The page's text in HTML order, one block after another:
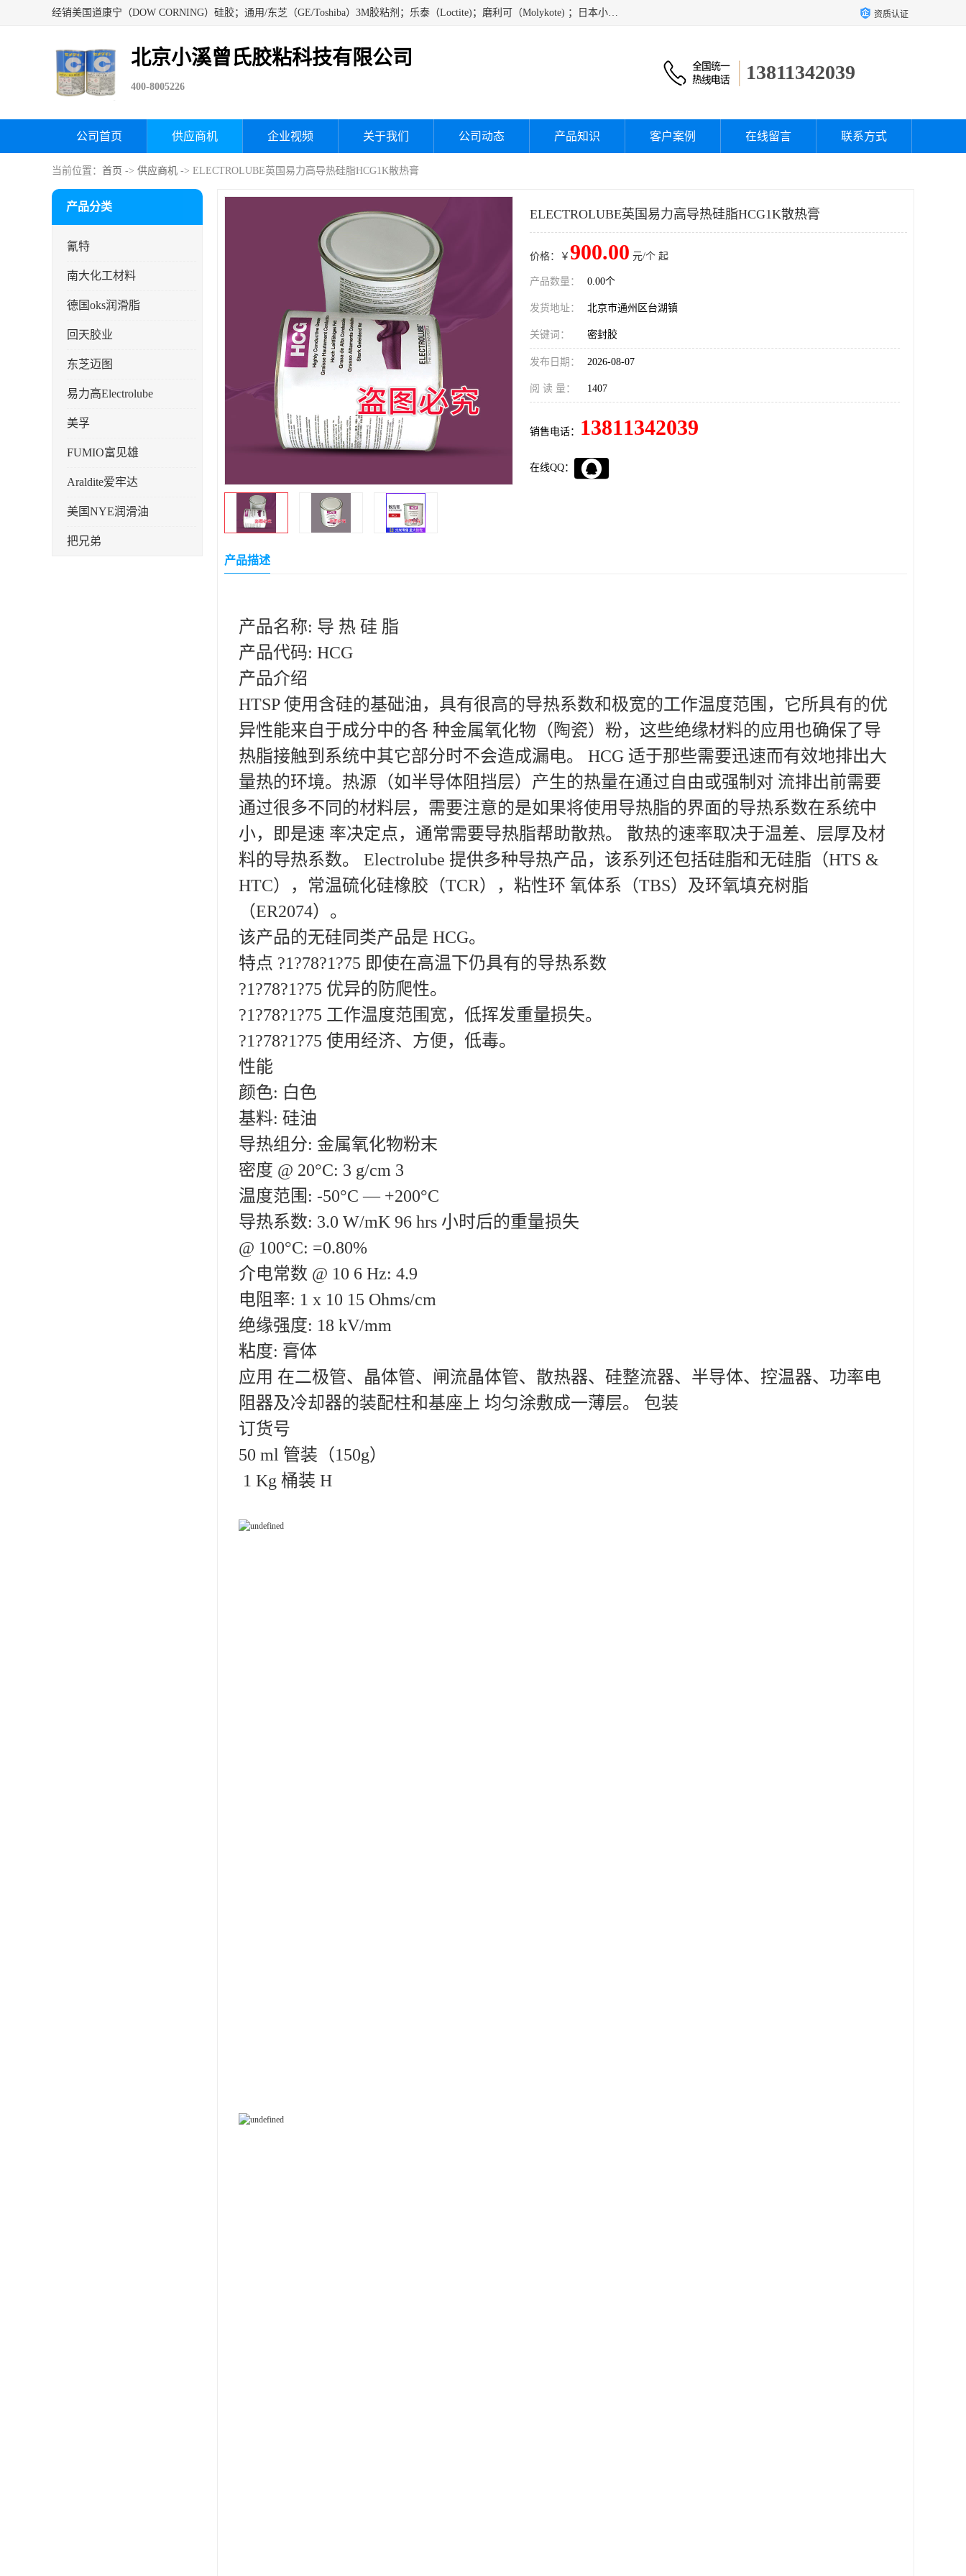
经销美国道康宁（DOW CORNING）硅胶；通用/东芝（GE/Toshiba）3M胶粘剂；乐泰（Loctite)；磨利可（Molykote) ；日本小西（KONISHI）硅胶；施敏打硬,硅胶；信越 产品；关东化成防潮披腹胶 ；三键；索尼；韩国Diabond，等各种电子电机电器进口硅胶产品、硅脂、硅油，经销美国道康宁（DOW CORNING）硅胶等 资质认证
北京小溪曾氏胶粘科技有限公司
400-8005226
13811342039
公司首页 供应商机 企业视频 关于我们 公司动态 产品知识 客户案例 在线留言 联系方式
当前位置： 首页 -> 供应商机 -> ELECTROLUBE英国易力高导热硅脂HCG1K散热膏
产品分类
氰特
南大化工材料
德国oks润滑脂
回天胶业
东芝迈图
易力高Electrolube
美孚
FUMIO富见雄
Araldite爱牢达
美国NYE润滑油
把兄弟
ELECTROLUBE英国易力高导热硅脂HCG1K散热膏
价格：￥ 900.00 元/个 起
产品数量： 0.00个
发货地址： 北京市通州区台湖镇
关键词： 密封胶
发布日期： 2026-08-07
阅 读 量： 1407
销售电话： 13811342039
在线QQ：
产品描述
产品名称: 导 热 硅 脂
产品代码: HCG
产品介绍
HTSP 使用含硅的基础油，具有很高的导热系数和极宽的工作温度范围，它所具有的优
异性能来自于成分中的各 种金属氧化物（陶瓷）粉，这些绝缘材料的应用也确保了导
热脂接触到系统中其它部分时不会造成漏电。 HCG 适于那些需要迅速而有效地排出大
量热的环境。热源（如半导体阻挡层）产生的热量在通过自由或强制对 流排出前需要
通过很多不同的材料层，需要注意的是如果将使用导热脂的界面的导热系数在系统中
小，即是速 率决定点，通常需要导热脂帮助散热。 散热的速率取决于温差、层厚及材
料的导热系数。 Electrolube 提供多种导热产品，该系列还包括硅脂和无硅脂（HTS &
HTC），常温硫化硅橡胶（TCR），粘性环 氧体系（TBS）及环氧填充树脂
（ER2074）。
该产品的无硅同类产品是 HCG。
特点 ?1?78?1?75 即使在高温下仍具有的导热系数
?1?78?1?75 优异的防爬性。
?1?78?1?75 工作温度范围宽，低挥发重量损失。
?1?78?1?75 使用经济、方便，低毒。
性能
颜色: 白色
基料: 硅油
导热组分: 金属氧化物粉末
密度 @ 20°C: 3 g/cm 3
温度范围: -50°C — +200°C
导热系数: 3.0 W/mK 96 hrs 小时后的重量损失
@ 100°C: =0.80%
介电常数 @ 10 6 Hz: 4.9
电阻率: 1 x 10 15 Ohms/cm
绝缘强度: 18 kV/mm
粘度: 膏体
应用 在二极管、晶体管、闸流晶体管、散热器、硅整流器、半导体、控温器、功率电
阻器及冷却器的装配柱和基座上 均匀涂敷成一薄层。 包装
订货号
50 ml 管装（150g）
1 Kg 桶装 H